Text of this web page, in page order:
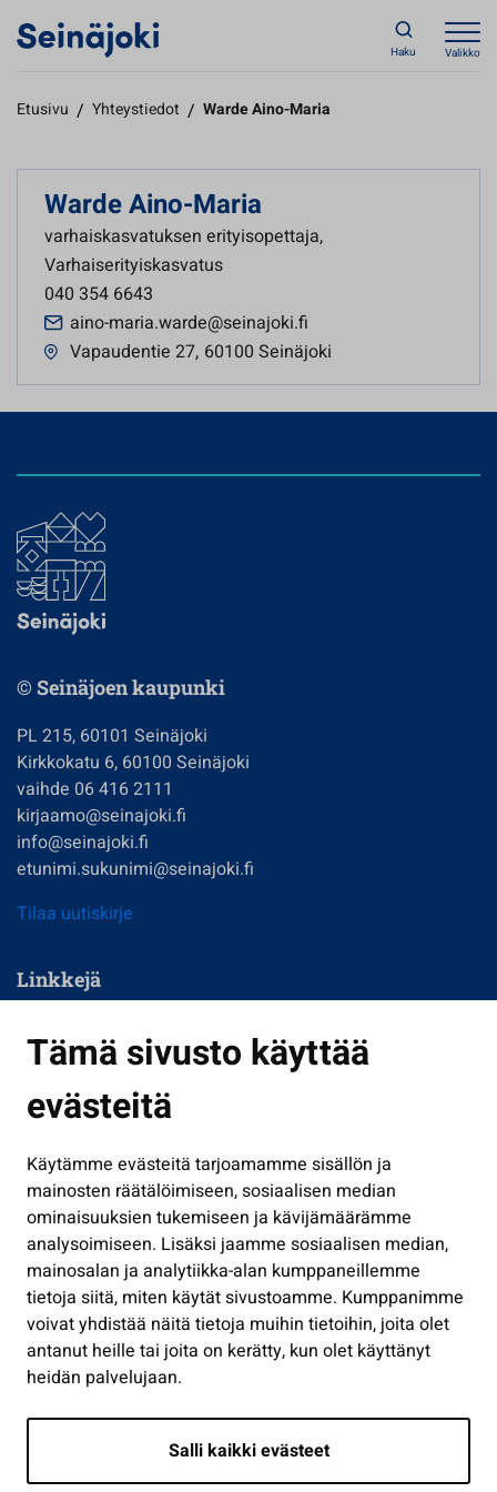
Tämä sivusto käyttää
evästeitä
Käytämme evästeitä tarjoamamme sisällön ja
mainosten räätälöimiseen, sosiaalisen median
ominaisuuksien tukemiseen ja kävijämäärämme
analysoimiseen. Lisäksi jaamme sosiaalisen median,
mainosalan ja analytiikka-alan kumppaneillemme
tietoja siitä, miten käytät sivustoamme. Kumppanimme
voivat yhdistää näitä tietoja muihin tietoihin, joita olet
antanut heille tai joita on kerätty, kun olet käyttänyt
heidän palvelujaan.
Salli kaikki evästeet
Haku Valikko
Etusivu / Yhteystiedot / Warde Aino-Maria
Warde Aino-Maria
varhaiskasvatuksen erityisopettaja,
Varhaiserityiskasvatus
040 354 6643
aino-maria.warde@seinajoki.fi
Vapaudentie 27, 60100 Seinäjoki
© Seinäjoen kaupunki
PL 215, 60101 Seinäjoki
Kirkkokatu 6, 60100 Seinäjoki
vaihde 06 416 2111
kirjaamo@seinajoki.fi
info@seinajoki.fi
etunimi.sukunimi@seinajoki.fi
Tilaa uutiskirje
Linkkejä
Kasvatus ja opetus
Kulttuuri ja liikunta
Työ ja yrittäminen
Osallistu ja asioi
Näytä omat evästeasetukseni
Seuraa meitä